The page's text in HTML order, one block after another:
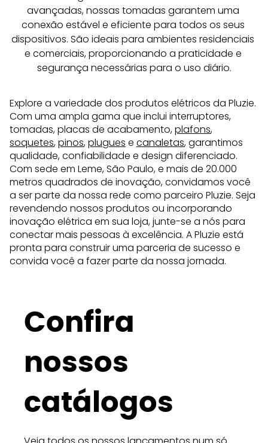
avançadas, nossas tomadas garantem uma
conexão estável e eficiente para todos os seus
dispositivos. São ideais para ambientes residenciais
e comerciais, proporcionando a praticidade e
segurança necessárias para o uso diário.
Explore a variedade dos produtos elétricos da Pluzie.
Com uma ampla gama que inclui interruptores,
tomadas, placas de acabamento,plafons,
soquetes,pinos,plugues e canaletas, garantimos
qualidade, confiabilidade e design diferenciado.
Com sede em Leme, São Paulo, e mais de 20.000
metros quadrados de inovação, convidamos você
a ser parte da nossa rede como parceiro Pluzie. Seja
revendendo nossos produtos ou incorporando
inovação elétrica em sua loja, junte-se a nós para
conectar mais pessoas à excelência. A Pluzie está
pronta para construir uma parceria de sucesso e
convida você a fazer parte da nossa jornada.
Confira
nossos
catálogos